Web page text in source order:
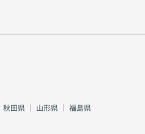
秋田県 ｜ 山形県 ｜ 福島県